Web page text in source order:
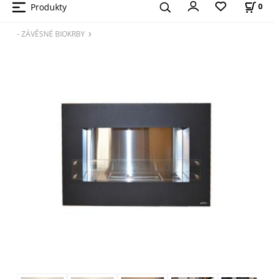
Produkty 0
- ZÁVĚSNÉ BIOKRBY